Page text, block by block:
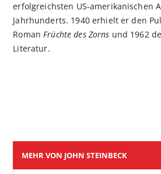
erfolgreichsten US-amerikanischen
Jahrhunderts. 1940 erhielt er den
Roman Früchte des Zorns und 1962
Literatur.
MEHR VON JOHN STEINBECK